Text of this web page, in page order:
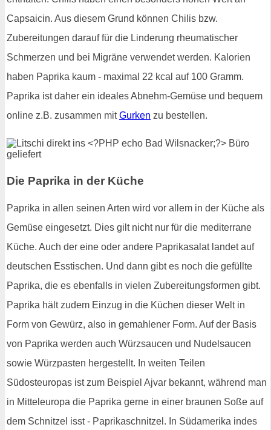
Capsaicin. Aus diesem Grund können Chilis bzw.
Zubereitungen darauf für die Linderung rheumatischer
Schmerzen und bei Migräne verwendet werden. Kalorien
haben Paprika kaum - maximal 22 kcal auf 100 Gramm.
Paprika ist daher ein ideales Abnehm-Gemüse und bequem
online z.B. zusammen mitGurken zu bestellen.
Die Paprika in der Küche
Paprika in allen seinen Arten wird vor allem in der Küche als
Gemüse eingesetzt. Dies gilt nicht nur für die mediterrane
Küche. Auch der eine oder andere Paprikasalat landet auf
deutschen Esstischen. Und dann gibt es noch die gefüllte
Paprika, die es ebenfalls in vielen Zubereitungsformen gibt.
Paprika hält zudem Einzug in die Küchen dieser Welt in
Form von Gewürz, also in gemahlener Form. Auf der Basis
von Paprika werden auch Würzsaucen und Nudelsaucen
sowie Würzpasten hergestellt. In weiten Teilen
Südosteuropas ist zum Beispiel Ajvar bekannt, während man
in Mitteleuropa die Paprika gerne in einer braunen Soße auf
dem Schnitzel isst - Paprikaschnitzel. In Südamerika indes